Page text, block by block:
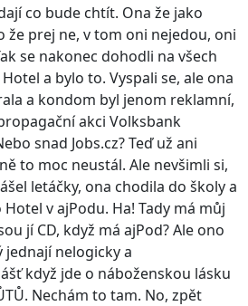
co bude chtít. Ona že jako
že prej ne, v tom oni nejedou, oni
se nakonec dohodli na všech
a bylo to. Vyspali se, ale ona
a kondom byl jenom reklamní,
akci Volksbank
snad Jobs.cz? Teď už ani
to moc neustál. Ale nevšimli si,
letáčky, ona chodila do školy a
v ajPodu. Ha! Tady má můj
jí CD, když má ajPod? Ale ono
jednají nelogicky a
když jde o náboženskou lásku
Nechám to tam. No, zpět